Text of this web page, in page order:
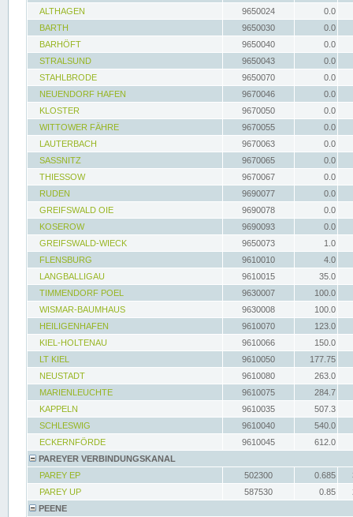
ALTHAGEN
9650024
0.0
BARTH
9650030
0.0
BARHÖFT
9650040
0.0
STRALSUND
9650043
0.0
STAHLBRODE
9650070
0.0
NEUENDORF HAFEN
9670046
0.0
KLOSTER
9670050
0.0
WITTOWER FÄHRE
9670055
0.0
LAUTERBACH
9670063
0.0
SASSNITZ
9670065
0.0
THIESSOW
9670067
0.0
RUDEN
9690077
0.0
GREIFSWALD OIE
9690078
0.0
KOSEROW
9690093
0.0
GREIFSWALD-WIECK
9650073
1.0
FLENSBURG
9610010
4.0
LANGBALLIGAU
9610015
35.0
TIMMENDORF POEL
9630007
100.0
WISMAR-BAUMHAUS
9630008
100.0
HEILIGENHAFEN
9610070
123.0
KIEL-HOLTENAU
9610066
150.0
LT KIEL
9610050
177.75
NEUSTADT
9610080
263.0
MARIENLEUCHTE
9610075
284.7
KAPPELN
9610035
507.3
SCHLESWIG
9610040
540.0
ECKERNFÖRDE
9610045
612.0
PAREYER VERBINDUNGSKANAL
PAREY EP
502300 0.685
PAREY UP
587530 0.85
PEENE